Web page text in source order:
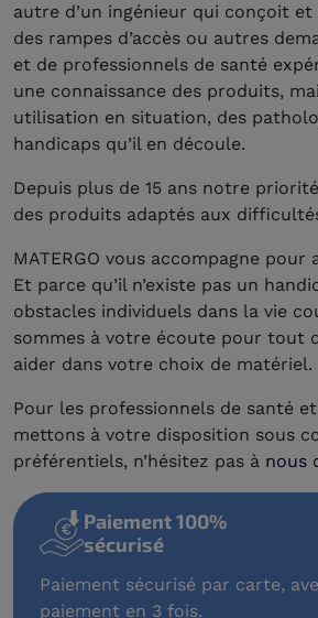
autre d’un ingénieur qui conçoit
des rampes d’accès ou autres
et de professionnels de santé
une connaissance des produits,
utilisation en situation, des
handicaps qu’il en découle.
Depuis plus de 15 ans notre
des produits adaptés aux
MATERGO vous accompagne pour
Et parce qu’il n’existe pas un
obstacles individuels dans la vie
sommes à votre écoute pour tout
aider dans votre choix de matériel.
Pour les professionnels de santé
mettons à votre disposition sous
préférentiels, n’hésitez pas à nous
Paiement 100%
sécurisé
Paiement sécurisé par carte,
paiement en 3 fois.